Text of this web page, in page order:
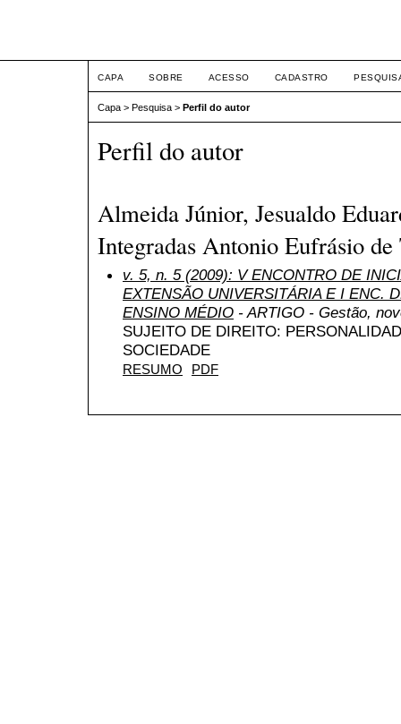
CAPA SOBRE ACESSO CADASTRO
Capa > Pesquisa > Perfil do autor
Perfil do autor
Almeida Júnior, Jesualdo
Integradas Antonio Eufrásio
v. 5, n. 5 (2009): V ENCONTRO DE
EXTENSÃO UNIVERSITÁRIA E I ENC.
ENSINO MÉDIO - ARTIGO - Gestão,
SUJEITO DE DIREITO:
SOCIEDADE
RESUMO PDF